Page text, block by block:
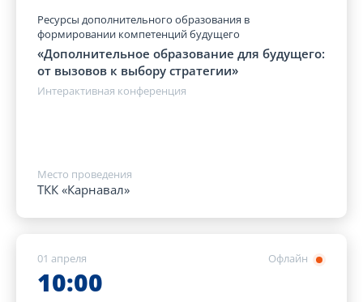
Ресурсы дополнительного образования в
формировании компетенций будущего
«Дополнительное образование для будущего:
от вызовов к выбору стратегии»
Интерактивная конференция
Место проведения
ТКК «Карнавал»
Офлайн
01 апреля
10:00